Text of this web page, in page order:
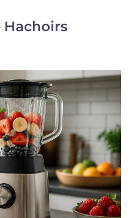
Hachoirs